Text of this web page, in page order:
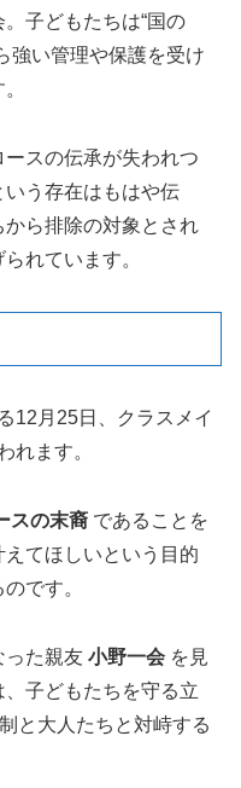
子どもたちは“国の
強い管理や保護を受け
スの伝承が失われつ
う存在はもはや伝
ら排除の対象とされ
れています。
12月25日、クラスメイ
れます。
スの末裔 であることを
てほしいという目的
です。
った親友小野一会 を見
子どもたちを守る立
と大人たちと対峙する